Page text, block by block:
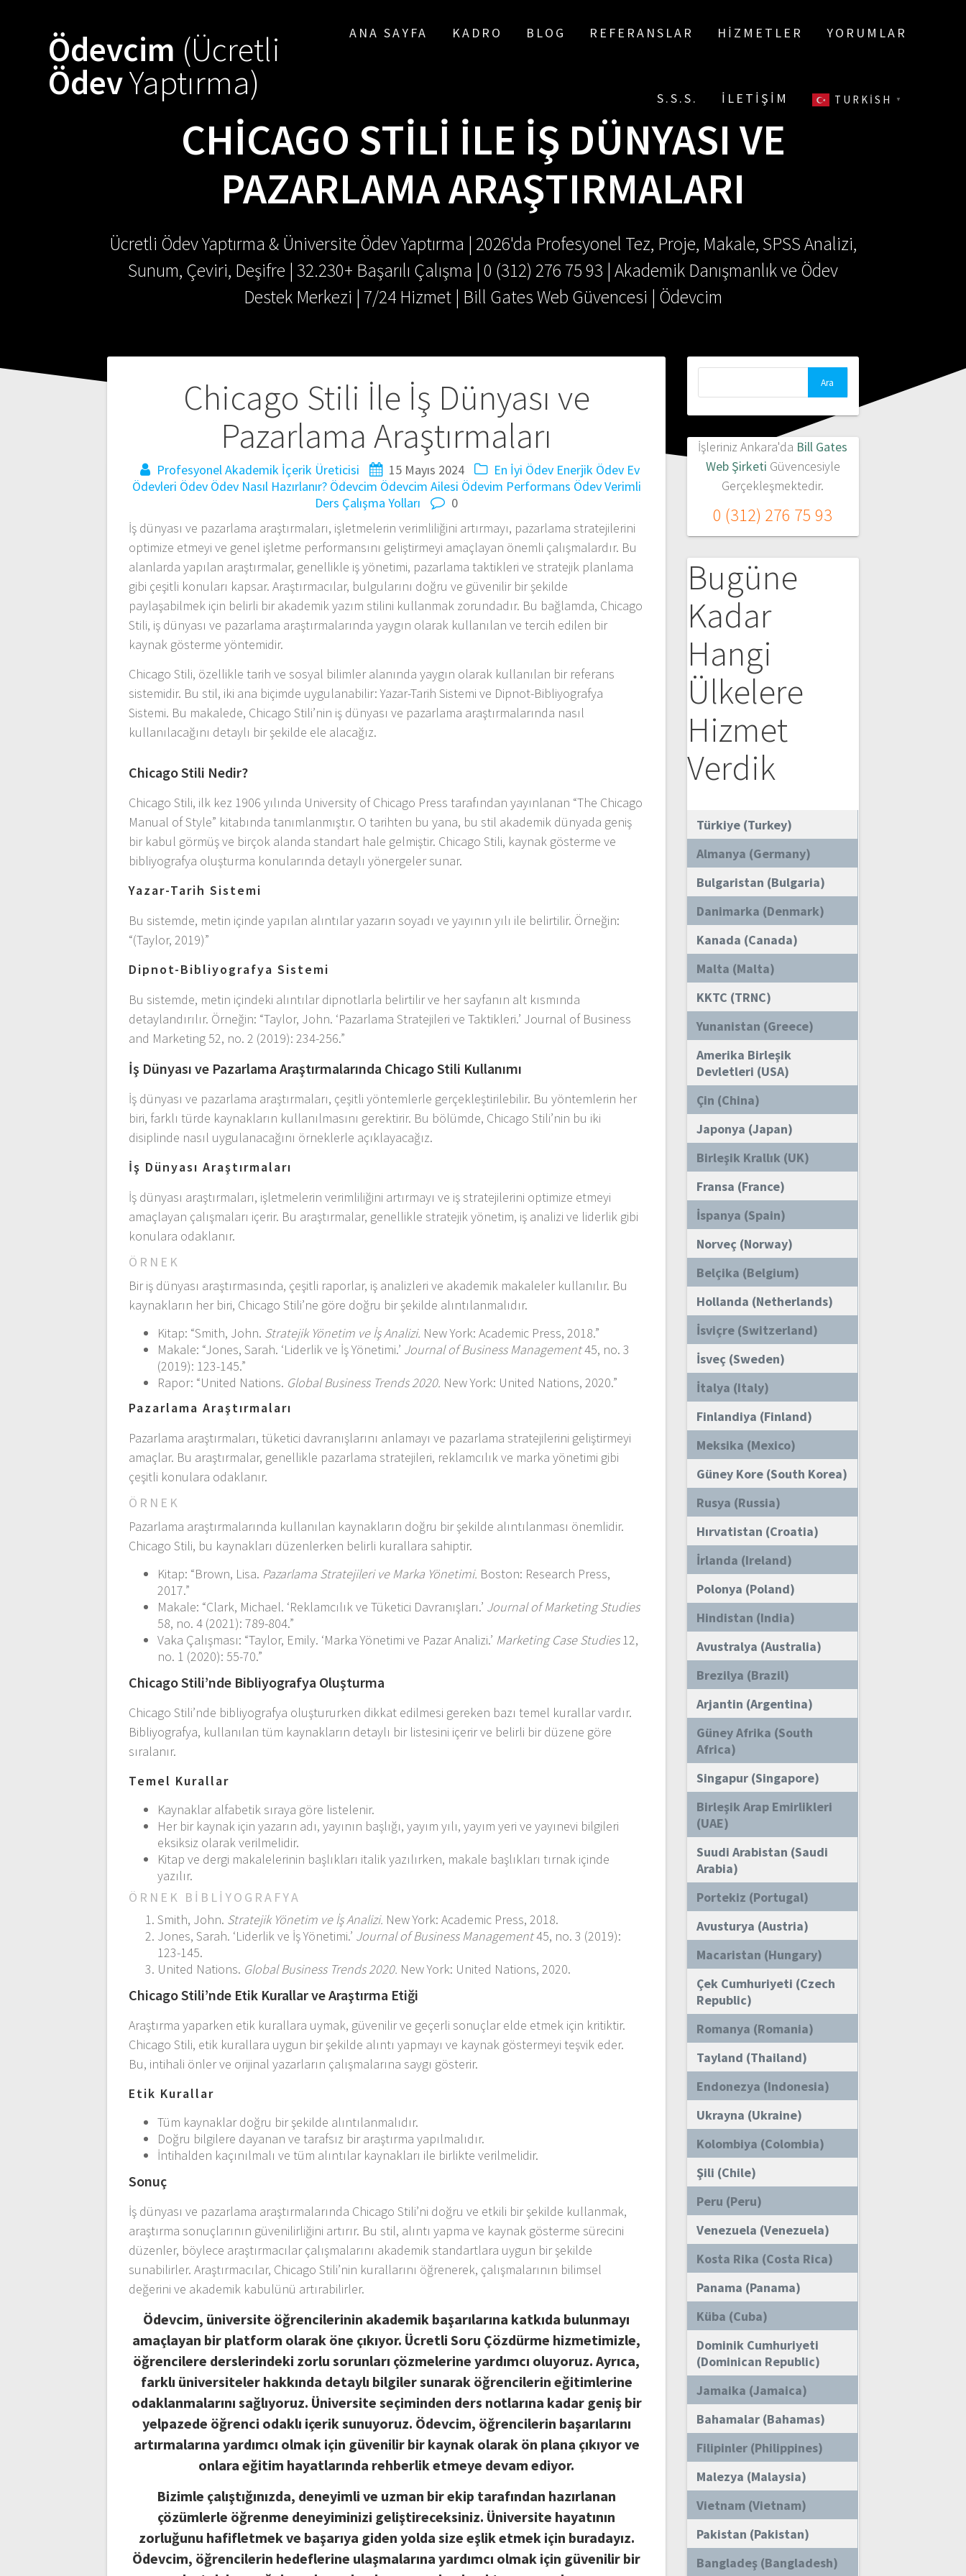
Ödevcim (Ücretli
ÖdevYaptırma)
ANA SAYFA KADRO BLOG REFERANSLAR HIZMETLER YORUMLAR
S.S.S. İLETIŞIM TURKISH ▼
CHICAGO STILI İLE İŞ DÜNYASI VE
PAZARLAMA ARAŞTIRMALARI
Ücretli Ödev Yaptırma & Üniversite Ödev Yaptırma | 2026'da Profesyonel Tez, Proje, Makale, SPSS Analizi,
Sunum, Çeviri, Deşifre | 32.230+ Başarılı Çalışma | 0 (312) 276 75 93 | Akademik Danışmanlık ve Ödev
Destek Merkezi | 7/24 Hizmet | Bill Gates Web Güvencesi | Ödevcim
Chicago Stili İle İş Dünyası ve
Pazarlama Araştırmaları
Profesyonel Akademik İçerik Üreticisi 15 Mayıs 2024 En İyi Ödev Enerjik Ödev Ev
Ödevleri Ödev Ödev Nasıl Hazırlanır? Ödevcim Ödevcim Ailesi Ödevim Performans ÖdevVerimli
Ders Çalışma Yolları
0
İş dünyası ve pazarlama araştırmaları, işletmelerin verimliliğini artırmayı, pazarlama stratejilerini
optimize etmeyi ve genel işletme performansını geliştirmeyi amaçlayan önemli çalışmalardır. Bu
alanlarda yapılan araştırmalar, genellikle iş yönetimi, pazarlama taktikleri ve stratejik planlama
gibi çeşitli konuları kapsar. Araştırmacılar, bulgularını doğru ve güvenilir bir şekilde
paylaşabilmek için belirli bir akademik yazım stilini kullanmak zorundadır. Bu bağlamda, Chicago
Stili, iş dünyası ve pazarlama araştırmalarında yaygın olarak kullanılan ve tercih edilen bir
kaynak gösterme yöntemidir.
Chicago Stili, özellikle tarih ve sosyal bilimler alanında yaygın olarak kullanılan bir referans
sistemidir. Bu stil, iki ana biçimde uygulanabilir: Yazar-Tarih Sistemi ve Dipnot-Bibliyografya
Sistemi. Bu makalede, Chicago Stili’nin iş dünyası ve pazarlama araştırmalarında nasıl
kullanılacağını detaylı bir şekilde ele alacağız.
Chicago Stili Nedir?
Chicago Stili, ilk kez 1906 yılında University of Chicago Press tarafından yayınlanan “The Chicago
Manual of Style” kitabında tanımlanmıştır. O tarihten bu yana, bu stil akademik dünyada geniş
bir kabul görmüş ve birçok alanda standart hale gelmiştir. Chicago Stili, kaynak gösterme ve
bibliyografya oluşturma konularında detaylı yönergeler sunar.
Yazar-Tarih Sistemi
Bu sistemde, metin içinde yapılan alıntılar yazarın soyadı ve yayının yılı ile belirtilir. Örneğin:
“(Taylor, 2019)”
Dipnot-Bibliyografya Sistemi
Bu sistemde, metin içindeki alıntılar dipnotlarla belirtilir ve her sayfanın alt kısmında
detaylandırılır. Örneğin: “Taylor, John. ‘Pazarlama Stratejileri ve Taktikleri.’ Journal of Business
and Marketing 52, no. 2 (2019): 234-256.”
İş Dünyası ve Pazarlama Araştırmalarında Chicago Stili Kullanımı
İş dünyası ve pazarlama araştırmaları, çeşitli yöntemlerle gerçekleştirilebilir. Bu yöntemlerin her
biri, farklı türde kaynakların kullanılmasını gerektirir. Bu bölümde, Chicago Stili’nin bu iki
disiplinde nasıl uygulanacağını örneklerle açıklayacağız.
İş Dünyası Araştırmaları
İş dünyası araştırmaları, işletmelerin verimliliğini artırmayı ve iş stratejilerini optimize etmeyi
amaçlayan çalışmaları içerir. Bu araştırmalar, genellikle stratejik yönetim, iş analizi ve liderlik gibi
konulara odaklanır.
ÖRNEK
Bir iş dünyası araştırmasında, çeşitli raporlar, iş analizleri ve akademik makaleler kullanılır. Bu
kaynakların her biri, Chicago Stili’ne göre doğru bir şekilde alıntılanmalıdır.
Kitap: “Smith, John. Stratejik Yönetim ve İş Analizi. New York: Academic Press, 2018.”
Makale: “Jones, Sarah. ‘Liderlik ve İş Yönetimi.’ Journal of Business Management45, no. 3
(2019): 123-145.”
Rapor: “United Nations. Global Business Trends 2020. New York: United Nations, 2020.”
Pazarlama Araştırmaları
Pazarlama araştırmaları, tüketici davranışlarını anlamayı ve pazarlama stratejilerini geliştirmeyi
amaçlar. Bu araştırmalar, genellikle pazarlama stratejileri, reklamcılık ve marka yönetimi gibi
çeşitli konulara odaklanır.
ÖRNEK
Pazarlama araştırmalarında kullanılan kaynakların doğru bir şekilde alıntılanması önemlidir.
Chicago Stili, bu kaynakları düzenlerken belirli kurallara sahiptir.
Kitap: “Brown, Lisa. Pazarlama Stratejileri ve Marka Yönetimi. Boston: Research Press,
2017.”
Makale: “Clark, Michael. ‘Reklamcılık ve Tüketici Davranışları.’ Journal of Marketing Studies
58, no. 4 (2021): 789-804.”
Vaka Çalışması: “Taylor, Emily. ‘Marka Yönetimi ve Pazar Analizi.’ Marketing Case Studies12,
no. 1 (2020): 55-70.”
Chicago Stili’nde Bibliyografya Oluşturma
Chicago Stili’nde bibliyografya oluştururken dikkat edilmesi gereken bazı temel kurallar vardır.
Bibliyografya, kullanılan tüm kaynakların detaylı bir listesini içerir ve belirli bir düzene göre
sıralanır.
Temel Kurallar
Kaynaklar alfabetik sıraya göre listelenir.
Her bir kaynak için yazarın adı, yayının başlığı, yayım yılı, yayım yeri ve yayınevi bilgileri
eksiksiz olarak verilmelidir.
Kitap ve dergi makalelerinin başlıkları italik yazılırken, makale başlıkları tırnak içinde
yazılır.
ÖRNEK BIBLIYOGRAFYA
Smith, John. Stratejik Yönetim ve İş Analizi. New York: Academic Press, 2018.
Jones, Sarah. ‘Liderlik ve İş Yönetimi.’ Journal of Business Management45, no. 3 (2019):
123-145.
United Nations. Global Business Trends 2020. New York: United Nations, 2020.
Chicago Stili’nde Etik Kurallar ve Araştırma Etiği
Araştırma yaparken etik kurallara uymak, güvenilir ve geçerli sonuçlar elde etmek için kritiktir.
Chicago Stili, etik kurallara uygun bir şekilde alıntı yapmayı ve kaynak göstermeyi teşvik eder.
Bu, intihali önler ve orijinal yazarların çalışmalarına saygı gösterir.
Etik Kurallar
Tüm kaynaklar doğru bir şekilde alıntılanmalıdır.
Doğru bilgilere dayanan ve tarafsız bir araştırma yapılmalıdır.
İntihalden kaçınılmalı ve tüm alıntılar kaynakları ile birlikte verilmelidir.
Sonuç
İş dünyası ve pazarlama araştırmalarında Chicago Stili’ni doğru ve etkili bir şekilde kullanmak,
araştırma sonuçlarının güvenilirliğini artırır. Bu stil, alıntı yapma ve kaynak gösterme sürecini
düzenler, böylece araştırmacılar çalışmalarını akademik standartlara uygun bir şekilde
sunabilirler. Araştırmacılar, Chicago Stili’nin kurallarını öğrenerek, çalışmalarının bilimsel
değerini ve akademik kabulünü artırabilirler.
Ödevcim, üniversite öğrencilerinin akademik başarılarına katkıda bulunmayı
amaçlayan bir platform olarak öne çıkıyor. Ücretli Soru Çözdürme hizmetimizle,
öğrencilere derslerindeki zorlu sorunları çözmelerine yardımcı oluyoruz. Ayrıca,
farklı üniversiteler hakkında detaylı bilgiler sunarak öğrencilerin eğitimlerine
odaklanmalarını sağlıyoruz. Üniversite seçiminden ders notlarına kadar geniş bir
yelpazede öğrenci odaklı içerik sunuyoruz. Ödevcim, öğrencilerin başarılarını
artırmalarına yardımcı olmak için güvenilir bir kaynak olarak ön plana çıkıyor ve
onlara eğitim hayatlarında rehberlik etmeye devam ediyor.
Bizimle çalıştığınızda, deneyimli ve uzman bir ekip tarafından hazırlanan
çözümlerle öğrenme deneyiminizi geliştireceksiniz. Üniversite hayatının
zorluğunu hafifletmek ve başarıya giden yolda size eşlik etmek için buradayız.
Ödevcim, öğrencilerin hedeflerine ulaşmalarına yardımcı olmak için güvenilir bir
Yazı
gezinmesi
İşleriniz Ankara'da Bill Gates
Web Şirketi Güvencesiyle
Gerçekleşmektedir.
0 (312) 276 75 93
Bugüne
Kadar
Hangi
Ülkelere
Hizmet
Verdik
Türkiye (Turkey)
Almanya (Germany)
Bulgaristan (Bulgaria)
Danimarka (Denmark)
Kanada (Canada)
Malta (Malta)
KKTC (TRNC)
Yunanistan (Greece)
Amerika Birleşik
Devletleri (USA)
Çin (China)
Japonya (Japan)
Birleşik Krallık (UK)
Fransa (France)
İspanya (Spain)
Norveç (Norway)
Belçika (Belgium)
Hollanda (Netherlands)
İsviçre (Switzerland)
İsveç (Sweden)
İtalya (Italy)
Finlandiya (Finland)
Meksika (Mexico)
Güney Kore (South Korea)
Rusya (Russia)
Hırvatistan (Croatia)
İrlanda (Ireland)
Polonya (Poland)
Hindistan (India)
Avustralya (Australia)
Brezilya (Brazil)
Arjantin (Argentina)
Güney Afrika (South
Africa)
Singapur (Singapore)
Birleşik Arap Emirlikleri
(UAE)
Suudi Arabistan (Saudi
Arabia)
Portekiz (Portugal)
Avusturya (Austria)
Macaristan (Hungary)
Çek Cumhuriyeti (Czech
Republic)
Romanya (Romania)
Tayland (Thailand)
Endonezya (Indonesia)
Ukrayna (Ukraine)
Kolombiya (Colombia)
Şili (Chile)
Peru (Peru)
Venezuela (Venezuela)
Kosta Rika (Costa Rica)
Panama (Panama)
Küba (Cuba)
Dominik Cumhuriyeti
(Dominican Republic)
Jamaika (Jamaica)
Bahamalar (Bahamas)
Filipinler (Philippines)
Malezya (Malaysia)
Vietnam (Vietnam)
Pakistan (Pakistan)
Bangladeş (Bangladesh)